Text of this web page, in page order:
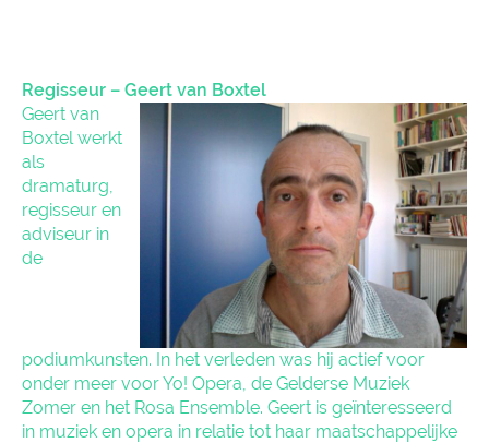
Regisseur – Geert van Boxtel
Geert van
Boxtel werkt
als
dramaturg,
regisseur en
adviseur in
de
podiumkunsten. In het verleden was hij actief voor
onder meer voor Yo! Opera, de Gelderse Muziek
Zomer en het Rosa Ensemble. Geert is geïnteresseerd
in muziek en opera in relatie tot haar maatschappelijke